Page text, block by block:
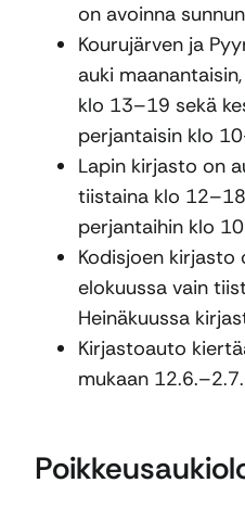
on avoinna
Kourujärven ja
auki
klo 13–19 sekä
perjantaisin klo
Lapin kirjasto on
tiistaina klo
perjantaihin klo
Kodisjoen kirjasto
elokuussa vain
Heinäkuussa
Kirjastoauto
mukaan